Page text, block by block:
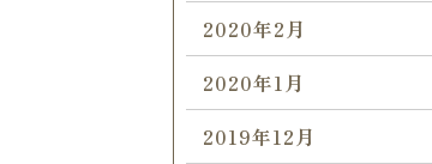
2020年2月
2020年1月
2019年12月